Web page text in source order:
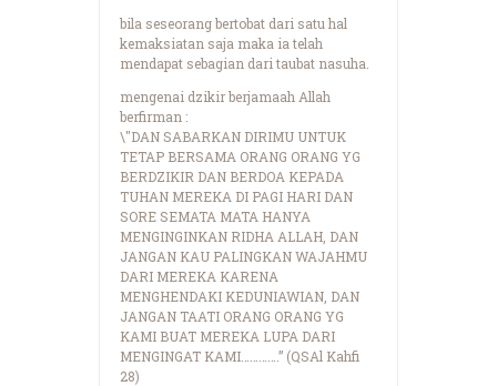
bila seseorang bertobat dari satu hal
kemaksiatan saja maka ia telah
mendapat sebagian dari taubat nasuha.
mengenai dzikir berjamaah Allah
berfirman :
\"DAN SABARKAN DIRIMU UNTUK
TETAP BERSAMA ORANG ORANG YG
BERDZIKIR DAN BERDOA KEPADA
TUHAN MEREKA DI PAGI HARI DAN
SORE SEMATA MATA HANYA
MENGINGINKAN RIDHA ALLAH, DAN
JANGAN KAU PALINGKAN WAJAHMU
DARI MEREKA KARENA
MENGHENDAKI KEDUNIAWIAN, DAN
JANGAN TAATI ORANG ORANG YG
KAMI BUAT MEREKA LUPA DARI
MENGINGAT KAMI………….” (QSAl Kahfi
28)